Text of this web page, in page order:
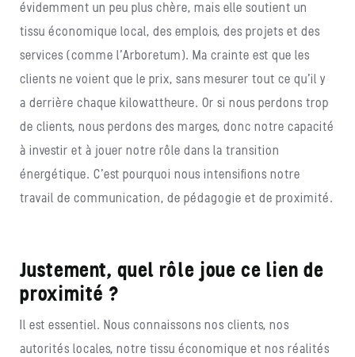
évidemment un peu plus chère, mais elle soutient un
tissu économique local, des emplois, des projets et des
services (comme l’Arboretum). Ma crainte est que les
clients ne voient que le prix, sans mesurer tout ce qu’il y
a derrière chaque kilowattheure. Or si nous perdons trop
de clients, nous perdons des marges, donc notre capacité
à investir et à jouer notre rôle dans la transition
énergétique. C’est pourquoi nous intensifions notre
travail de communication, de pédagogie et de proximité.
Justement, quel rôle joue ce lien de
proximité ?
Il est essentiel. Nous connaissons nos clients, nos
autorités locales, notre tissu économique et nos réalités